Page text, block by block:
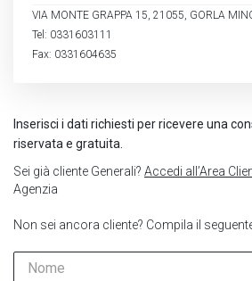
Inserisci i dati richiesti per ricevere una
riservata e gratuita.
Sei già cliente Generali? Accedi all’Area
Agenzia
Non sei ancora cliente? Compila il
Nome
VIA MONTE GRAPPA 15, 21055, GORLA
Tel: 0331603111
Fax: 0331604635